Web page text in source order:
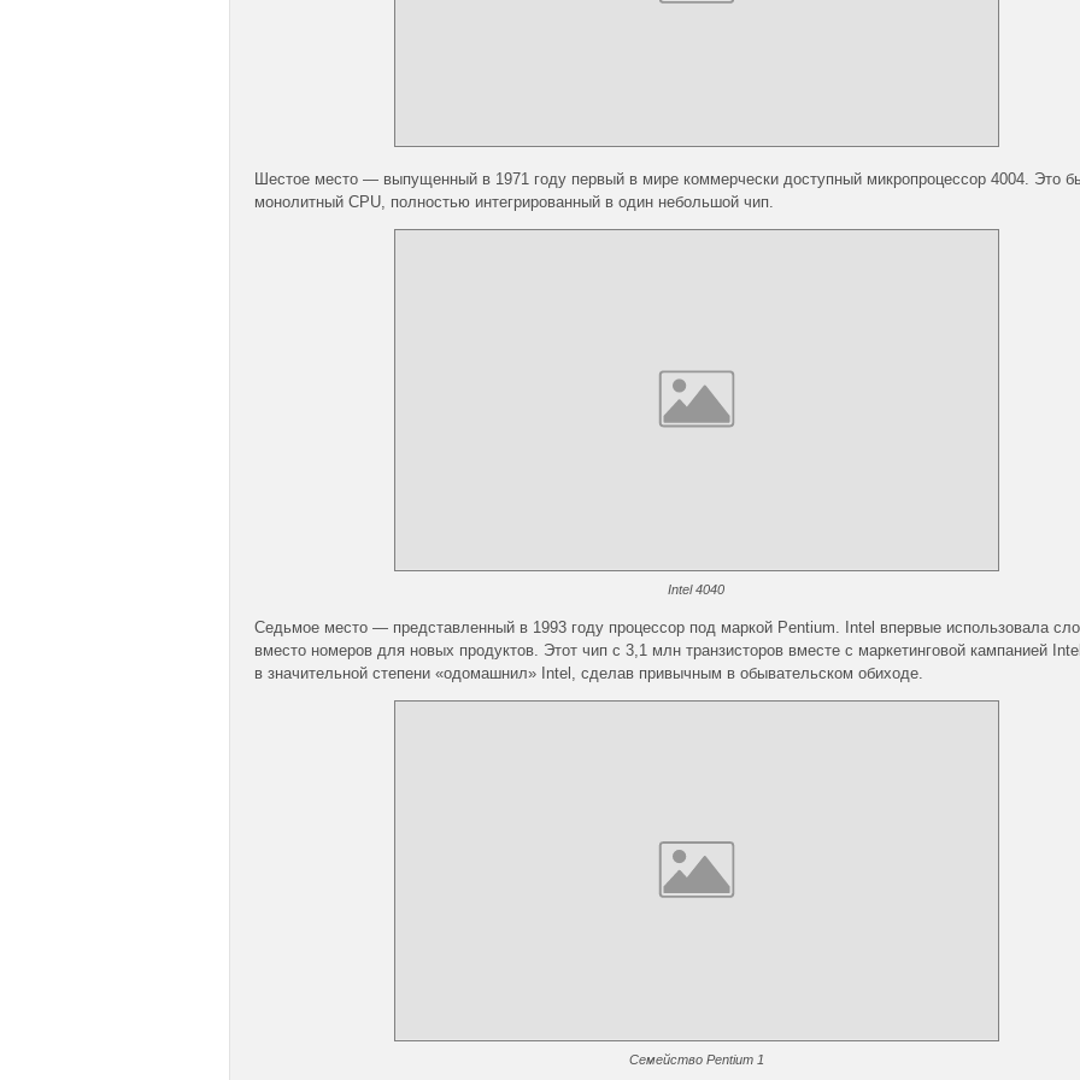
Шестое место — выпущенный в 1971 году первый в мире коммерчески доступный микропроцессор 4004. Это
монолитный CPU, полностью интегрированный в один небольшой чип.
Intel 4040
Седьмое место — представленный в 1993 году процессор под маркой Pentium. Intel впервые использовала
вместо номеров для новых продуктов. Этот чип с 3,1 млн транзисторов вместе с маркетинговой кампанией
в значительной степени «одомашнил» Intel, сделав привычным в обывательском обиходе.
Семейство Pentium 1